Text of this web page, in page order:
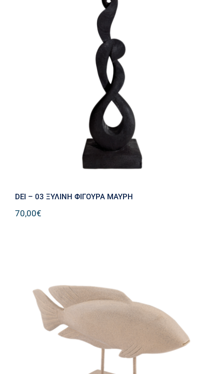
DEI – 03 ΞΥΛΙΝΗ ΦΙΓΟΥΡΑ ΜΑΥΡΗ
DEI – 03 ΞΥΛΙΝΗ ΦΙΓΟΥΡΑ ΜΑΥΡΗ
70,00€
DEI – 09 ΞΥΛΙΝΗ ΦΙΓΟΥΡΑ ΨΑΡΙ
ΚΑΦΕ ΜΗΚΟΣ